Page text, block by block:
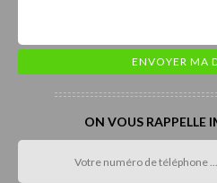
ON VOUS RAPPELLE